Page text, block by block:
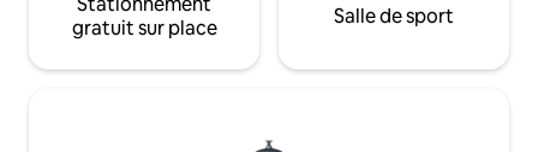
gratuit sur place
Salle de sport